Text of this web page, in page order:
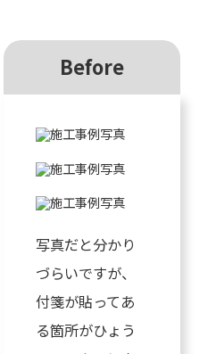
Before
写真だと分かり
づらいですが、
付箋が貼ってあ
る箇所がひょう